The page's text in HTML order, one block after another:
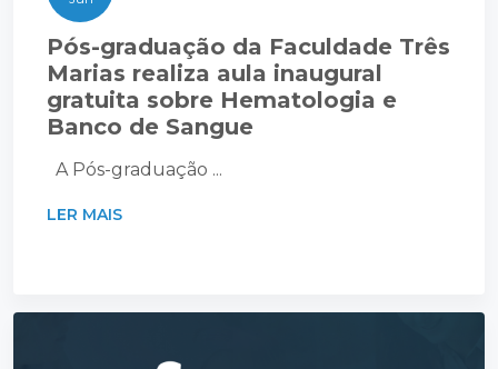
Pós-graduação da Faculdade Três
Marias realiza aula inaugural
gratuita sobre Hematologia e
Banco de Sangue
A Pós-graduação ...
LER MAIS